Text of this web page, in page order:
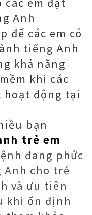
Anh
để các em có
tiếng Anh
khả năng
khi các
hoạt động tại
bạn
trẻ em
đang phức
cho trẻ
và ưu tiên
khi ổn định